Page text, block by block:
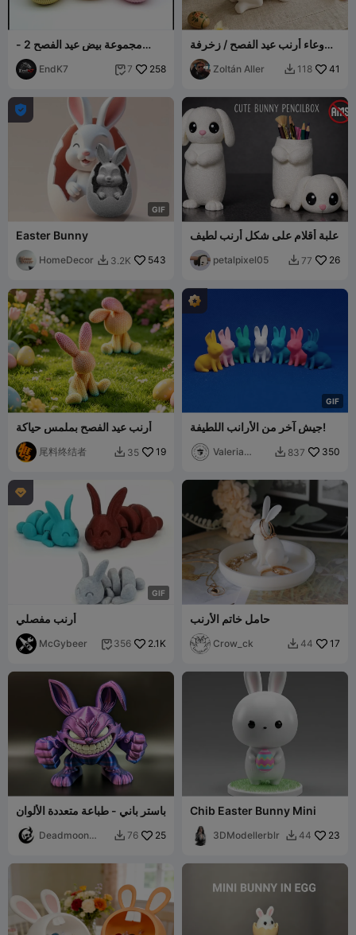
مجموعة بيض عيد الفصح 2 -
بدون دعامات - تدوير وقفل
EndK7  7 258
وعاء أرنب عيد الفصح / زخرفة
حاملة بيض عيد الفصح
Zoltán Aller  118 41
GIF

Easter Bunny
HomeDecor  3.2K 543
علبة أقلام على شكل أرنب لطيف
petalpixel05  77 26
أرنب عيد الفصح بملمس حياكة
尾料终结者  35 19
GIF
جيش آخر من الأرانب اللطيفة!
Valeria
Mattia
 837 350
GIF

أرنب مفصلي
McGybeer  356 2.1K
حامل خاتم الأرنب
Crow_ck  44 17
باستر باني - طباعة متعددة الألوان
Deadmoon
 76 25
Chib Easter Bunny Mini
3DModellerblr  44 23